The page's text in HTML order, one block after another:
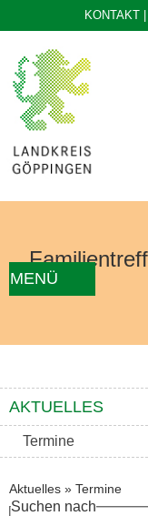
KONTAKT
MENÜ
KONZEPT
AKTUELLES
Termine
Aktuelles » Termine
Suchen nach